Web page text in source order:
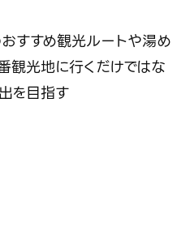
すすめ観光ルートや湯め
観光地に行くだけではな
を目指す